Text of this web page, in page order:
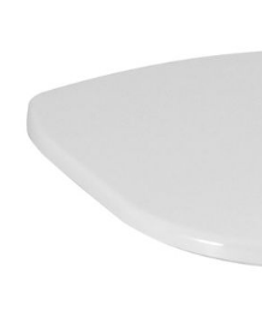
images
gallery